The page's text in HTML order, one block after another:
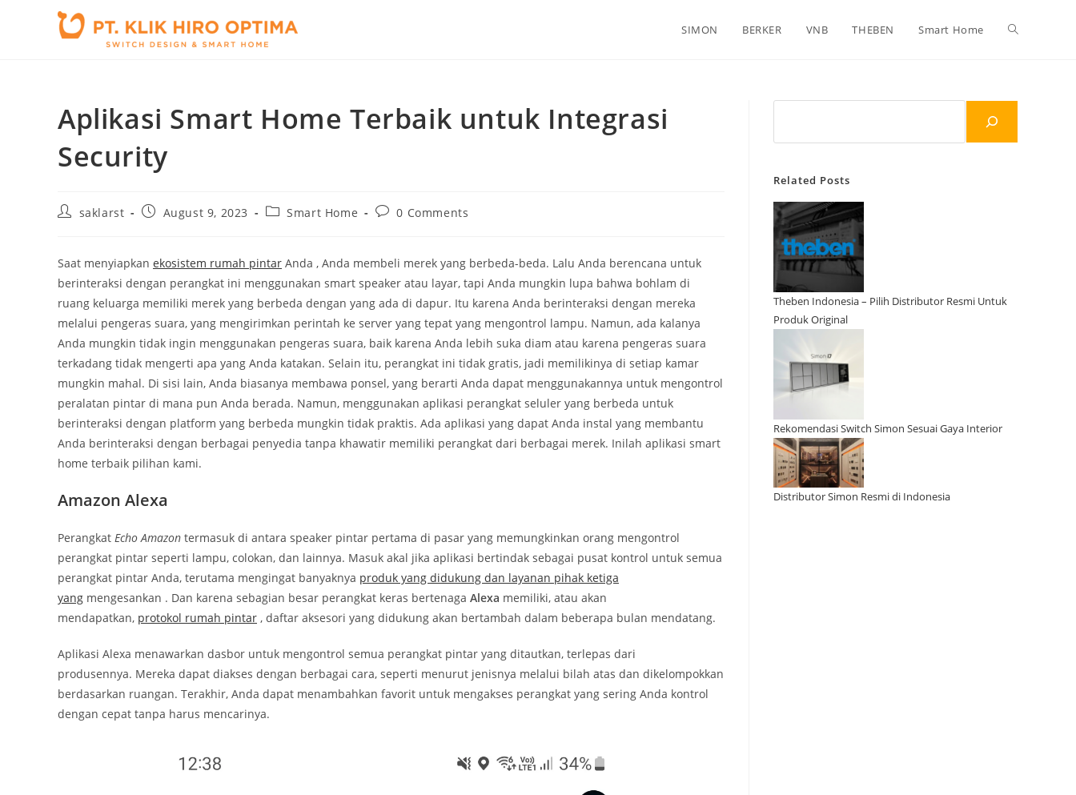
SIMON BERKER VNB THEBEN Smart Home Toggle
search
Aplikasi Smart Home Terbaik untuk Integrasi
Security
Postsaklarst
PostAugust 9, 2023
PostSmart Home
Post0 Comments
Saat menyiapkan ekosistem rumah pintar Anda , Anda membeli merek yang berbeda-beda. Lalu Anda berencana untuk
berinteraksi dengan perangkat ini menggunakan smart speaker atau layar, tapi Anda mungkin lupa bahwa bohlam di
ruang keluarga memiliki merek yang berbeda dengan yang ada di dapur. Itu karena Anda berinteraksi dengan mereka
melalui pengeras suara, yang mengirimkan perintah ke server yang tepat yang mengontrol lampu. Namun, ada kalanya
Anda mungkin tidak ingin menggunakan pengeras suara, baik karena Anda lebih suka diam atau karena pengeras suara
terkadang tidak mengerti apa yang Anda katakan. Selain itu, perangkat ini tidak gratis, jadi memilikinya di setiap kamar
mungkin mahal. Di sisi lain, Anda biasanya membawa ponsel, yang berarti Anda dapat menggunakannya untuk mengontrol
peralatan pintar di mana pun Anda berada. Namun, menggunakan aplikasi perangkat seluler yang berbeda untuk
berinteraksi dengan platform yang berbeda mungkin tidak praktis. Ada aplikasi yang dapat Anda instal yang membantu
Anda berinteraksi dengan berbagai penyedia tanpa khawatir memiliki perangkat dari berbagai merek. Inilah aplikasi smart
home terbaik pilihan kami.
Amazon Alexa
Perangkat Echo Amazon termasuk di antara speaker pintar pertama di pasar yang memungkinkan orang mengontrol
perangkat pintar seperti lampu, colokan, dan lainnya. Masuk akal jika aplikasi bertindak sebagai pusat kontrol untuk semua
perangkat pintar Anda, terutama mengingat banyaknya produk yang didukung dan layanan pihak ketiga
yang mengesankan . Dan karena sebagian besar perangkat keras bertenaga Alexa memiliki, atau akan
mendapatkan, protokol rumah pintar , daftar aksesori yang didukung akan bertambah dalam beberapa bulan mendatang.
Aplikasi Alexa menawarkan dasbor untuk mengontrol semua perangkat pintar yang ditautkan, terlepas dari
produsennya. Mereka dapat diakses dengan berbagai cara, seperti menurut jenisnya melalui bilah atas dan dikelompokkan
berdasarkan ruangan. Terakhir, Anda dapat menambahkan favorit untuk mengakses perangkat yang sering Anda kontrol
dengan cepat tanpa harus mencarinya.
Related Posts
Theben Indonesia – Pilih Distributor Resmi Untuk
Produk Original
Rekomendasi Switch Simon Sesuai Gaya Interior
Distributor Simon Resmi di Indonesia